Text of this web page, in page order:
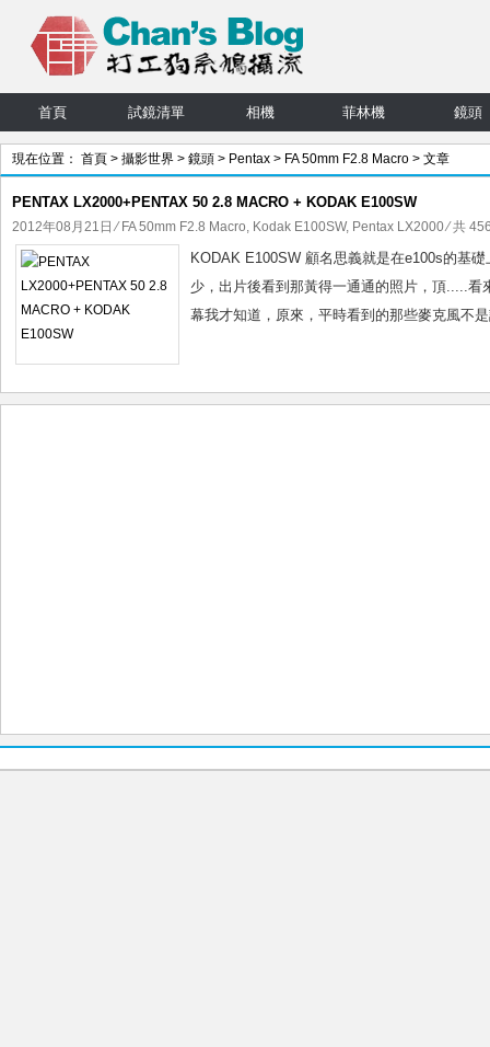
首頁 試鏡清單 相機 菲林機 鏡頭
現在位置： 首頁 > 攝影世界 > 鏡頭 > Pentax > FA 50mm F2.8 Macro > 文章
PENTAX LX2000+PENTAX 50 2.8 MACRO + KODAK E100SW
2012年08月21日 ⁄ FA 50mm F2.8 Macro, Kodak E100SW, Pentax LX2000⁄ 共
KODAK E100SW 顧名思義就是在e100s的基
少，出片後看到那黃得一通通的照片，頂.....
幕我才知道，原來，平時看到的那些麥克風不